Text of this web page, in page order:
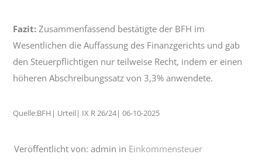
Fazit:Zusammenfassend bestätigte der BFH im
Wesentlichen die Auffassung des Finanzgerichts und gab
den Steuerpflichtigen nur teilweise Recht, indem er einen
höheren Abschreibungssatz von 3,3% anwendete.
Quelle:BFH| Urteil| IX R 26/24| 06-10-2025
Veröffentlicht von: admin in Einkommensteuer